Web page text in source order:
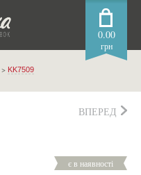
0.00
грн
> KK7509
ВПЕРЕД
є в наявності